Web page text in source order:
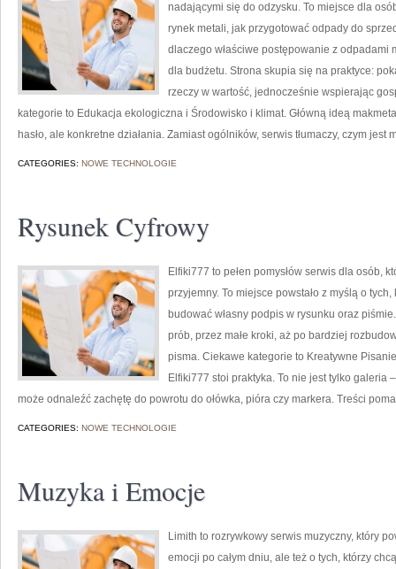
nadającymi się do odzysku. To miejsce dla
rynek metali, jak przygotować odpady do
dlaczego właściwe postępowanie z
dla budżetu. Strona skupia się na praktyce:
rzeczy w wartość, jednocześnie wspierając
kategorie to Edukacja ekologiczna i Środowisko i klimat. Główną ideą
hasło, ale konkretne działania. Zamiast ogólników, serwis tłumaczy, czym jest
CATEGORIES: NOWE TECHNOLOGIE
Rysunek Cyfrowy
Elfiki777 to pełen pomysłów serwis dla osób,
przyjemny. To miejsce powstało z myślą o
budować własny podpis w rysunku oraz
prób, przez małe kroki, aż po bardziej
pisma. Ciekawe kategorie to Kreatywne
Elfiki777 stoi praktyka. To nie jest tylko galeria
może odnaleźć zachętę do powrotu do ołówka, pióra czy markera. Treści
CATEGORIES: NOWE TECHNOLOGIE
Muzyka i Emocje
Limith to rozrywkowy serwis muzyczny, który
emocji po całym dniu, ale też o tych, którzy